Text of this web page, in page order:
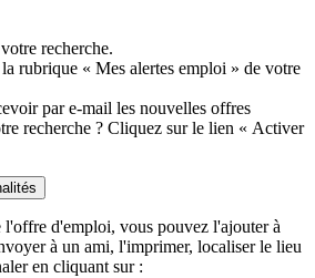
recherche.
rubrique « Mes alertes emploi » de votre
par e-mail les nouvelles offres
recherche ? Cliquez sur le lien « Activer
l'offre d'emploi, vous pouvez l'ajouter à
à un ami, l'imprimer, localiser le lieu
en cliquant sur :